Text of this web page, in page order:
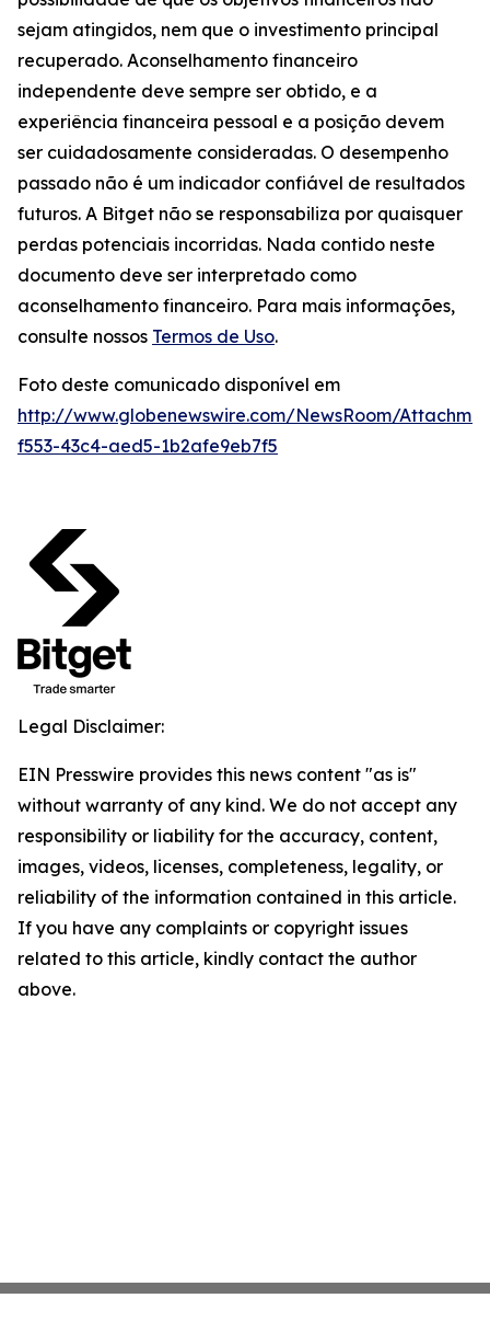
sejam atingidos, nem que o investimento principal
recuperado. Aconselhamento financeiro
independente deve sempre ser obtido, e a
experiência financeira pessoal e a posição devem
ser cuidadosamente consideradas. O desempenho
passado não é um indicador confiável de resultados
futuros. A Bitget não se responsabiliza por quaisquer
perdas potenciais incorridas. Nada contido neste
documento deve ser interpretado como
aconselhamento financeiro. Para mais informações,
consulte nossos Termos de Uso.
Foto deste comunicado disponível em
http://www.globenewswire.com/NewsRoom/
f553-43c4-aed5-1b2afe9eb7f5
Legal Disclaimer:
EIN Presswire provides this news content "as is"
without warranty of any kind. We do not accept any
responsibility or liability for the accuracy, content,
images, videos, licenses, completeness, legality, or
reliability of the information contained in this article.
If you have any complaints or copyright issues
related to this article, kindly contact the author
above.